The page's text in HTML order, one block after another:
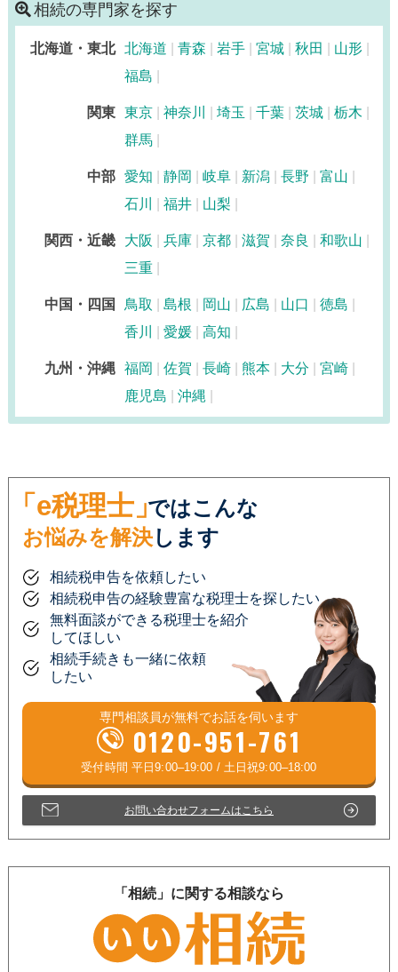
訪問可 初回相談無料 事務所面談可
相続の専門家を探す
北海道・東北 北海道 青森 岩手 宮城 秋田
山形
福島
関東 東京 神奈川 埼玉 千葉 茨城
栃木
群馬
中部 愛知 静岡 岐阜 新潟 長野
富山
石川
福井 山梨
関西・近畿 大阪 兵庫 京都 滋賀 奈良
和歌山
三重
中国・四国 鳥取 島根 岡山 広島 山口
徳島
香川
愛媛 高知
九州・沖縄 福岡 佐賀 長崎 熊本 大分
宮崎
鹿児島
沖縄
「e税理士」ではこんな
お悩みを解決します
相続税申告を依頼したい
相続税申告の経験豊富な税理士を探したい
無料面談ができる税理士を紹介
してほしい
相続手続きも一緒に依頼
したい
専門相談員が無料でお話を伺います
0120-951-761
お問い合わせフォームはこちら
「相続」に関する相談なら